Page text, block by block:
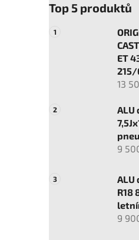
Top 5 produktů
ET
215/
13
ALU
9
ALU
R18
9